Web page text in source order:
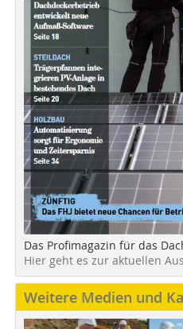
Das Profimagazin für das
Hier geht es zur aktuellen
Weitere Medien und